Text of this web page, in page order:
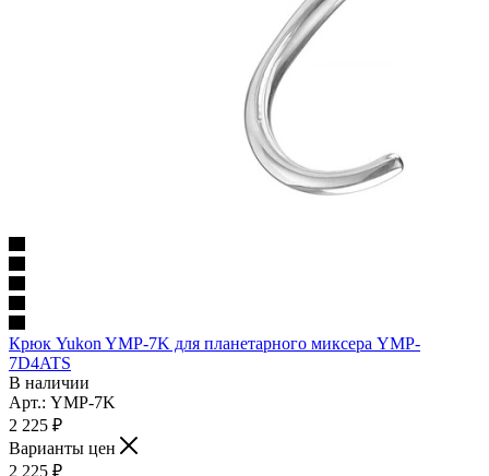
Крюк Yukon YMP-7K для планетарного миксера YMP-
7D4ATS
В наличии
Арт.: YMP-7K
2 225 ₽
Варианты цен
2 225 ₽